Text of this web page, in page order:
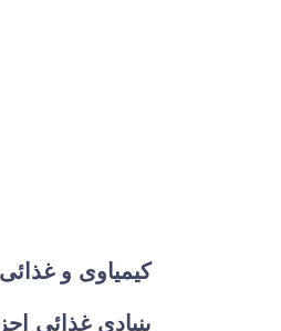
کیمیاوی و
بنیادی غذائی اجزا